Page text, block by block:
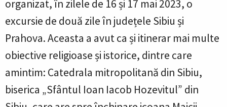
organizat, în zilele de 16 și 17 mai 2023, o
excursie de două zile în județele Sibiu și
Prahova. Aceasta a avut ca și itinerar mai multe
obiective religioase și istorice, dintre care
amintim: Catedrala mitropolitană din Sibiu,
biserica „Sfântul Ioan Iacob Hozevitul” din